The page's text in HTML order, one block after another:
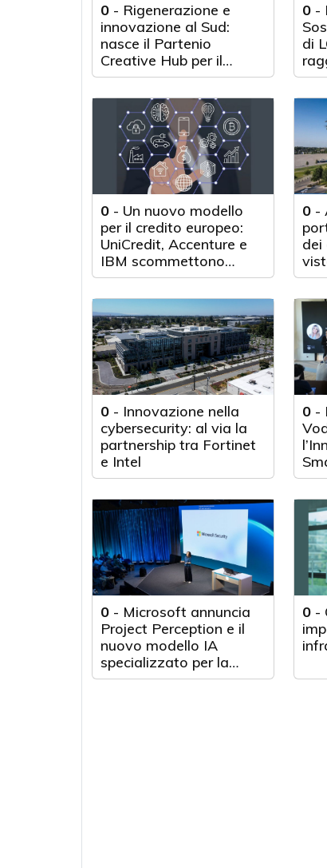
0 - Rigenerazione e
innovazione al Sud:
nasce il Partenio
Creative Hub per il
rilancio del territorio
0-
di
0 - Un nuovo modello
per il credito europeo:
UniCredit, Accenture e
IBM scommettono
sull'innovazione
tecnologica
0-
dei
0 - Innovazione nella
cybersecurity: al via la
partnership tra Fortinet
e Intel
0-
0 - Microsoft annuncia
Project Perception e il
nuovo modello IA
specializzato per la
cybersecurity
0-